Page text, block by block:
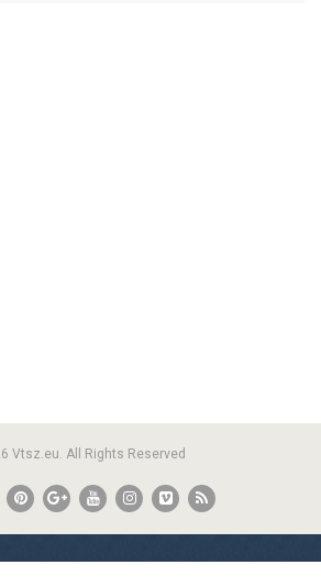
Vtsz.eu. All Rights Reserved